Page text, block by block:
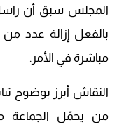
المجلس سبق أن
بالفعل إزالة عدد
مباشرة في الأمر.
النقاش أبرز بوضوح
من يحمّل الجماعة